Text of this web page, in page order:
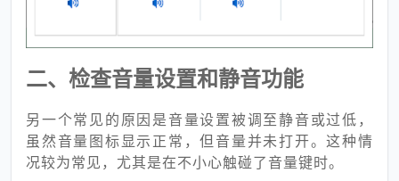
二、检查音量设置和静音功能
另一个常见的原因是音量设置被调至静音或过低，
虽然音量图标显示正常，但音量并未打开。这种情
况较为常见，尤其是在不小心触碰了音量键时。